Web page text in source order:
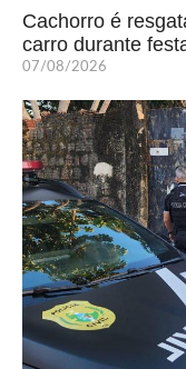
Cachorro é
carro durante
07/08/2026